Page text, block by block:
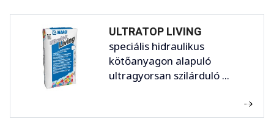
ULTRATOP LIVING
speciális hidraulikus
kötőanyagon alapuló
ultragyorsan szilárduló ...